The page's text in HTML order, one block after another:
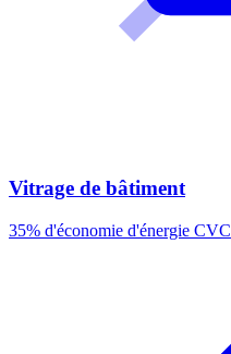
Vitrage de bâtiment
35% d'économie d'énergie CVC